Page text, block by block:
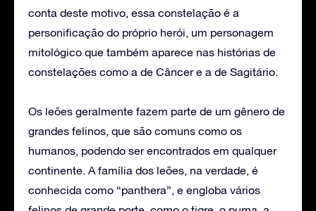
conta deste motivo, essa constelação é a
personificação do próprio herói, um personagem
mitológico que também aparece nas histórias de
constelações como a de Câncer e a de Sagitário.
Os leões geralmente fazem parte de um gênero de
grandes felinos, que são comuns como os
humanos, podendo ser encontrados em qualquer
continente. A família dos leões, na verdade, é
conhecida como “panthera”, e engloba vários